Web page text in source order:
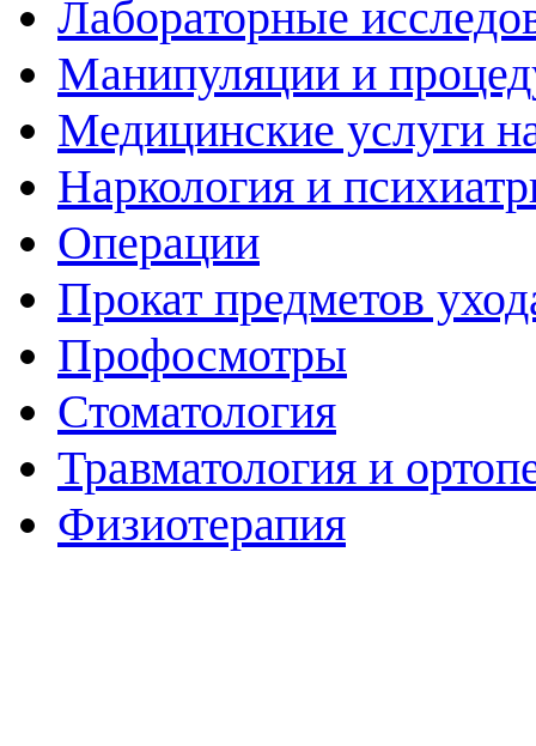
Лабораторные
Манипуляции и
Медицинские услуги
Наркология и
Операции
Прокат предметов
Профосмотры
Стоматология
Травматология и
Физиотерапия